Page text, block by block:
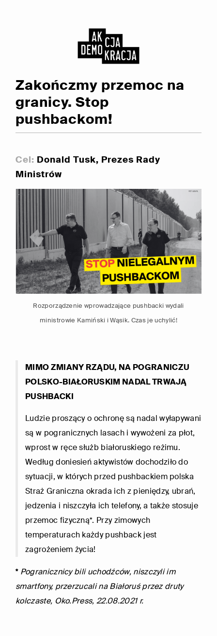
Zakończmy przemoc na
granicy. Stop
pushbackom!
Cel: Donald Tusk, Prezes Rady
Ministrów
Rozporządzenie wprowadzające pushbacki wydali
ministrowie Kamiński i Wąsik. Czas je uchylić!
MIMO ZMIANY RZĄDU, NA POGRANICZU
POLSKO-BIAŁORUSKIM NADAL TRWAJĄ
PUSHBACKI
Ludzie proszący o ochronę są nadal wyłapywani
są w pogranicznych lasach i wywożeni za płot,
wprost w ręce służb białoruskiego reżimu.
Według doniesień aktywistów dochodziło do
sytuacji, w których przed pushbackiem polska
Straż Graniczna okrada ich z pieniędzy, ubrań,
jedzenia i niszczyła ich telefony, a także stosuje
przemoc fizyczną*. Przy zimowych
temperaturach każdy pushback jest
zagrożeniem życia!
* Pogranicznicy bili uchodźców, niszczyli im
smartfony, przerzucali na Białoruś przez druty
kolczaste, Oko.Press, 22.08.2021 r.